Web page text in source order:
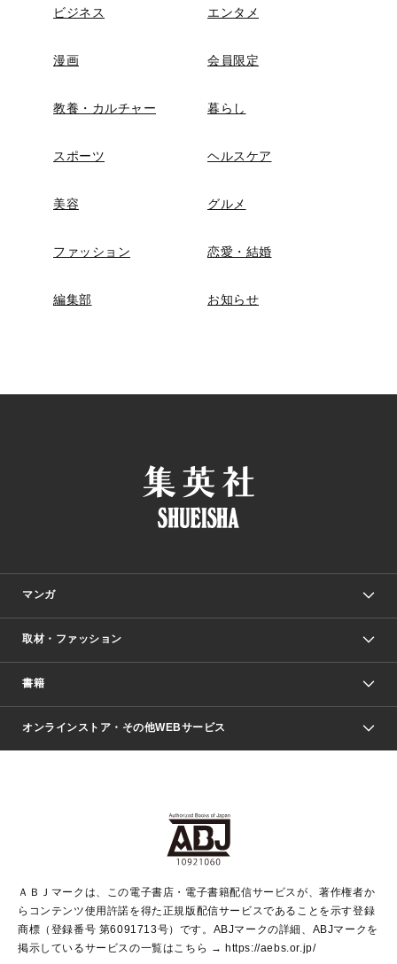
ビジネス エンタメ
漫画 会員限定
教養・カルチャー 暮らし
スポーツ ヘルスケア
美容 グルメ
ファッション 恋愛・結婚
編集部 お知らせ
マンガ
少年マンガ
Vジャンプ
ジャンプルーキー！
ジャンプTOON
S-MANGA
週刊ヤングジャンプ
ウルトラジャンプ
リマコミ＋
マンガMeets
月刊オフィスユー
取材・ファッション
Seventeen
LEE
Marisol
芸能・情報・スポーツ
パラスポ＋！
書籍
文芸・文庫・総合
青春と読書
アジア人物史
集英社新書
集英社新書プラス
よみタイ
ライトノベル・ノベライズ
集英社Webマガジン Cobalt
集英社オレンジ文庫
シフォン文庫
集英社みらい文庫
S-KIDS.LAND
オンラインストア・その他WEBサービス
SHUEISHA MANGA-ART HERITAGE
HAPPY PLUS STORE
shueisha vox
EDITOR'S LAB
ＡＢＪマークは、この電子書店・電子書籍配信サービスが、著作権者か
らコンテンツ使用許諾を得た正規版配信サービスであることを示す登録
商標（登録番号 第6091713号）です。ABJマークの詳細、ABJマークを
掲示しているサービスの一覧はこちら → https://aebs.or.jp/